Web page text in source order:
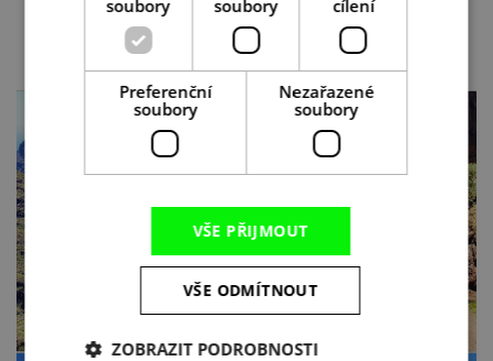
GALERIE
soubory
soubory
cílení
Preferenční
soubory
Nezařazené
soubory
VŠE PŘIJMOUT
VŠE ODMÍTNOUT
ZOBRAZIT PODROBNOSTI